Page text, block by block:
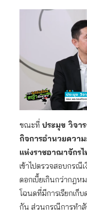
ขณะที่ ประมุข วิจา
กิจการอำนวยควา
แห่งราชอาณาจักรไ
เข้าไปตรวจสอบกรณี
ดอกเบี้ยเกินกว่ากฎ
โฉนดที่มีการเรียกเก็บ
กัน ส่วนกรณีการทำ